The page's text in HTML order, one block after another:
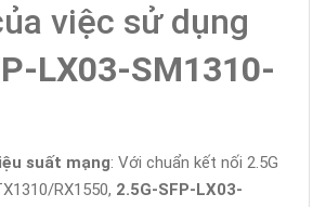
việc sử dụng
LX03-SM1310-
suất mạng: Với chuẩn kết nối 2.5G
RX1550, 2.5G-SFP-LX03-